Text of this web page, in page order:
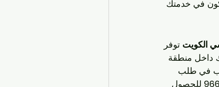
في خدمتك
الكويت توفر
داخل منطقة
في طلب
للحصول